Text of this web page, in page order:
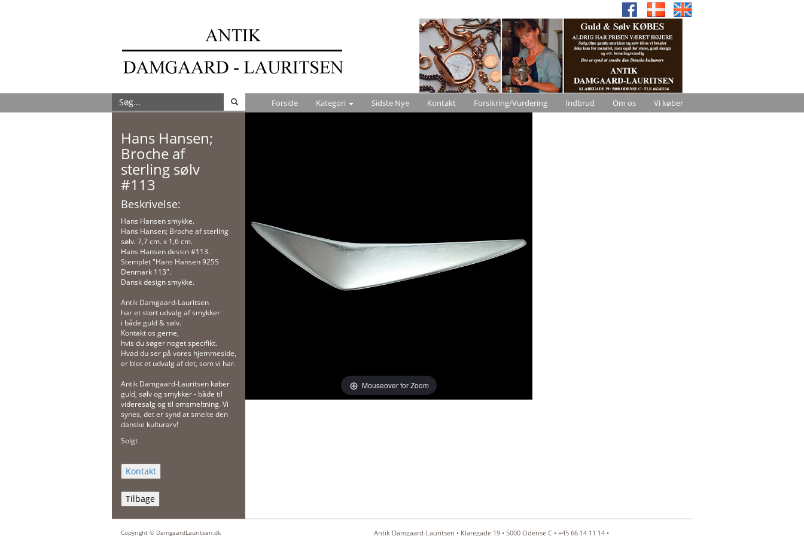
Forside Kategori Sidste Nye Kontakt Forsikring/Vurdering Indbrud Om os Vi køber
Hans Hansen;
Broche af
sterling sølv
#113
Beskrivelse:
Hans Hansen smykke.
Hans Hansen; Broche af sterling
sølv. 7,7 cm. x 1,6 cm.
Hans Hansen dessin #113.
Stemplet "Hans Hansen 925S
Denmark 113".
Dansk design smykke.
Antik Damgaard-Lauritsen
har et stort udvalg af smykker
i både guld & sølv.
Kontakt os gerne,
hvis du søger noget specifikt.
Hvad du ser på vores hjemmeside,
er blot et udvalg af det, som vi har.
Antik Damgaard-Lauritsen køber
guld, sølv og smykker - både til
videresalg og til omsmeltning. Vi
synes, det er synd at smelte den
danske kulturarv!
Solgt
Tilbage
Mouseover for Zoom
Copyright © DamgaardLauritsen.dk Antik Damgaard-Lauritsen • Klaregade 19 • 5000 Odense C • +45 66 14 11 14 •